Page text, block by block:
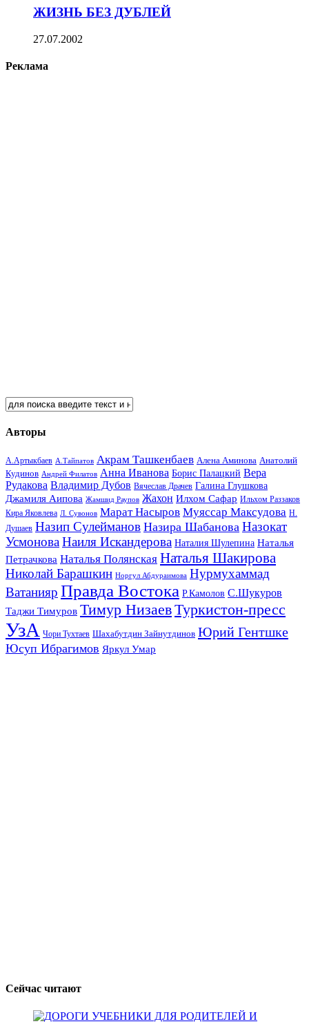
ЖИЗНЬ БЕЗ ДУБЛЕЙ
27.07.2002
Реклама
Авторы
А.Артыкбаев А.Тайпатов Акрам Ташкенбаев Алена Аминова Анатолий
Кудинов Андрей Филатов Анна Иванова Борис Палацкий Вера
Рудакова Владимир Дубов Вячеслав Драчев Галина Глушкова
Джамиля Аипова Жамшид Раупов Жахон Илхом Сафар Ильхом Раззаков
Кира Яковлева Л. Сувонов Марат Насыров Муяссар Максудова Н.
Душаев Назип Сулейманов Назира Шабанова Назокат
УсмоноваНаиля Искандерова Наталия Шулепина Наталья
Петрачкова Наталья Полянская Наталья Шакирова
Николай Барашкин Норгул Абдураимова Нурмухаммад
Ватанияр Правда Востока Р.Камолов С.Шукуров
Таджи Тимуров Тимур НизаевТуркистон-пресс
УзА Чори Тухтаев Шахабутдин Зайнутдинов Юрий Гентшке
Юсуп Ибрагимов Яркул Умар
Сейчас читают